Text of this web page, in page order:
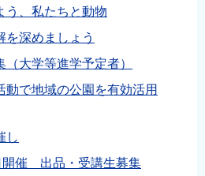
う、私たちと動物
を深めましょう
大学等進学予定者）
動で地域の公園を有効活用
し
催 出品・受講生募集